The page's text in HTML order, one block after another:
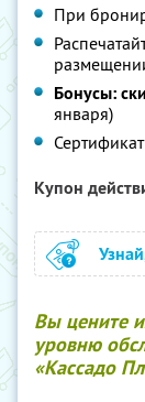
При
Бонусы:
января)
Купон
Вы цените
уровню
«Кассадо